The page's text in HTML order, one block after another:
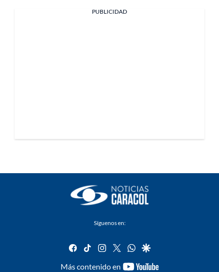
PUBLICIDAD
Síguenos en:
facebook
tiktok instagram
twitterwhatsapp
google
Más contenido en
youtube-